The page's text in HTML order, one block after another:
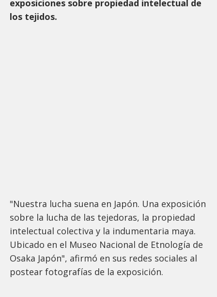
exposiciones sobre propiedad intelectual de
los tejidos.
"Nuestra lucha suena en Japón. Una exposición
sobre la lucha de las tejedoras, la propiedad
intelectual colectiva y la indumentaria maya.
Ubicado en el Museo Nacional de Etnología de
Osaka Japón", afirmó en sus redes sociales al
postear fotografías de la exposición.